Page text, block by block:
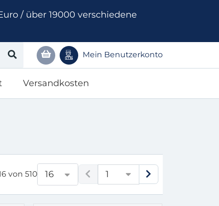
/ über 19000 verschiedene
Mein Benutzerkonto
Versandkosten
von 510 16 1